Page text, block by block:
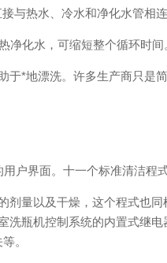
与热水、冷水和净化水管相连
净化水，可缩短整个循环时间
*地漂洗。许多生产商只是
户界面。十一个标准清洁
量以及干燥，这个程式也
瓶机控制系统的内置式继
。